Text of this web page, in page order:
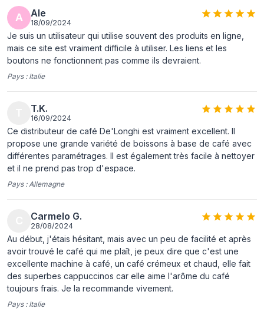
Poids
représentation / réalisation
Placement de
Type de produit Machine à café 2-en-1
Capacité du
réservoir d'eau
Type d'entrée à
café
Café en grains, Café moulu
Réservoir de café Tasse
Capacité en tasses
Broyeur intégré Oui
Intensité du café
réglable
Oui
chaude
A Ale
18/09/2024
Je suis un utilisateur qui utilise souvent des produits en ligne,
mais ce site est vraiment difficile à utiliser. Les liens et les
boutons ne fonctionnent pas comme ils devraient.
Pays : Italie
T.K.
16/09/2024
Ce distributeur de café De'Longhi est vraiment excellent. Il
propose une grande variété de boissons à base de café avec
différentes paramétrages. Il est également très facile à nettoyer
et il ne prend pas trop d'espace.
Pays : Allemagne
Carmelo G.
28/08/2024
Au début, j'étais hésitant, mais avec un peu de facilité et après
avoir trouvé le café qui me plaît, je peux dire que c'est une
excellente machine à café, un café crémeux et chaud, elle fait
des superbes cappuccinos car elle aime l'arôme du café
toujours frais. Je la recommande vivement.
Pays : Italie